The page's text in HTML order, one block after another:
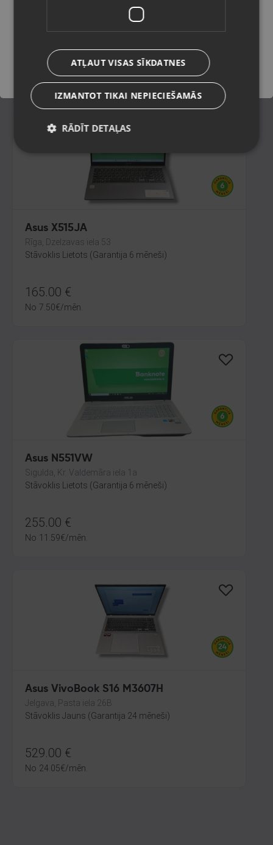
Stāvoklis Mazlietots (Garantija 12 mēneši)
270.00 €
12.27€/mēn.
Asus X515JA
Rīga, Dzelzavas iela 53
Stāvoklis Lietots (Garantija 6 mēneši)
165.00 €
No 7.50€/mēn.
Asus N551VW
Sigulda, Kr. Valdemāra iela 1a
Stāvoklis Lietots (Garantija 6 mēneši)
255.00 €
No 11.59€/mēn.
Asus VivoBook S16 M3607H
Jelgava, Pasta iela 26B
Stāvoklis Jauns (Garantija 24 mēneši)
529.00 €
No 24.05€/mēn.
Saglabāt
ATĻAUT VISAS SĪKDATNES
IZMANTOT TIKAI NEPIECIEŠAMĀS
RĀDĪT DETAĻAS